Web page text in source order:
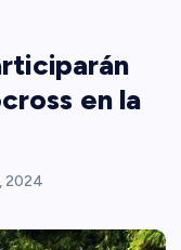
en la
2024